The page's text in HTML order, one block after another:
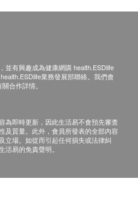
並有興趣成為健康網購 health.ESDlife
業務發展部聯絡。我們會
合作詳情。
為即時更新，因此生活易不會預先審查
及質量。此外，會員所發表的全部內容
立場。如從而引起任何損失或法律糾
易的免責聲明。